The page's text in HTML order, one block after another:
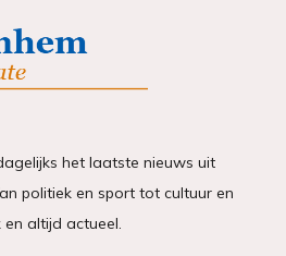
het laatste nieuws uit
politiek en sport tot cultuur en
en altijd actueel.